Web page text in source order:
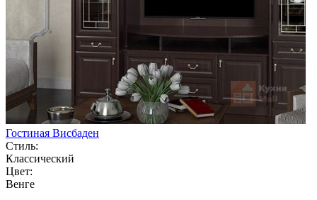
Гостиная Висбаден
Стиль:
Классический
Цвет:
Венге